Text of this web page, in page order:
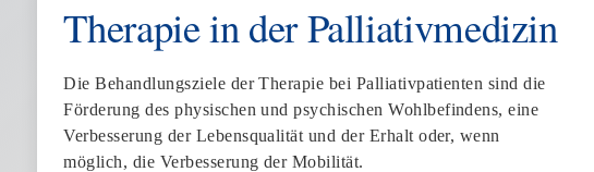
Therapie in der Palliativmedizin
Die Behandlungsziele der Therapie bei Palliativpatienten sind die
Förderung des physischen und psychischen Wohlbefindens, eine
Verbesserung der Lebensqualität und der Erhalt oder, wenn
möglich, die Verbesserung der Mobilität.